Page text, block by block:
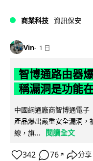
商業科技 資訊保安
Vin 1 日
智博通路由器
稱漏洞是功能
中國網通廠商智博通電
產品爆出嚴重安全漏洞
線，旗...
閱讀全文
342 76 ↗ 分享